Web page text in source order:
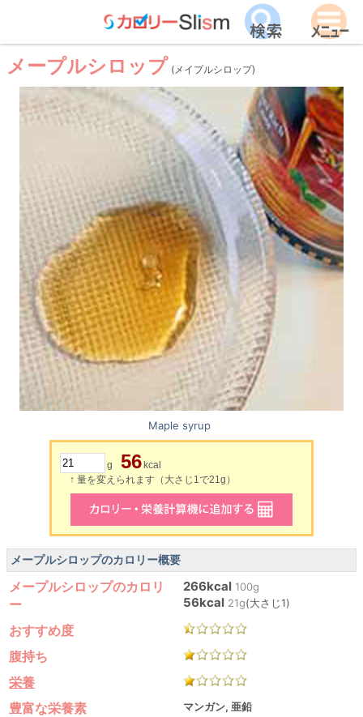
メープルシロップ (メイプルシロップ)
Maple syrup
g 56 kcal
↑ 量を変えられます（大さじ1で21g）
メープルシロップのカロリー概要
メープルシロップのカロリ
ー
266kcal 100g
56kcal 21g(大さじ1)
おすすめ度
腹持ち
栄養
豊富な栄養素
マンガン, 亜鉛